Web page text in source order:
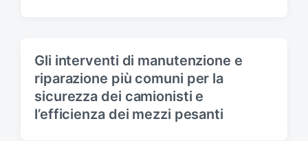
Gli interventi di manutenzione e
riparazione più comuni per la
sicurezza dei camionisti e
l’efficienza dei mezzi pesanti